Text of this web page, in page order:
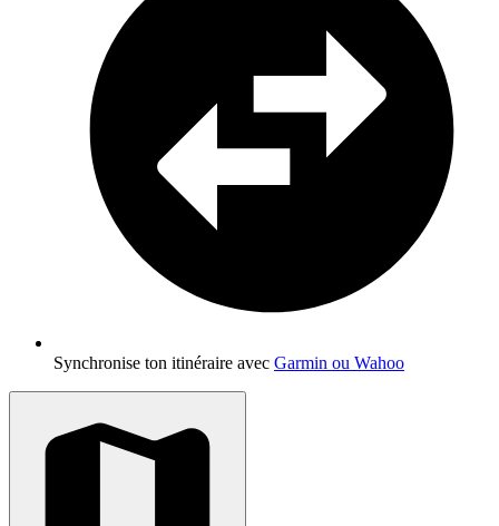
Synchronise ton itinéraire avec Garmin ou Wahoo